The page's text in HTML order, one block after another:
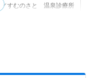
すむのさと 温泉診療所
し、より良い生活を送っ